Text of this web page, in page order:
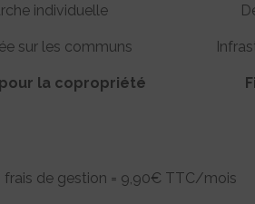
individuelle
sur les communs
la copropriété
frais de gestion = 9,90€ TTC/mois